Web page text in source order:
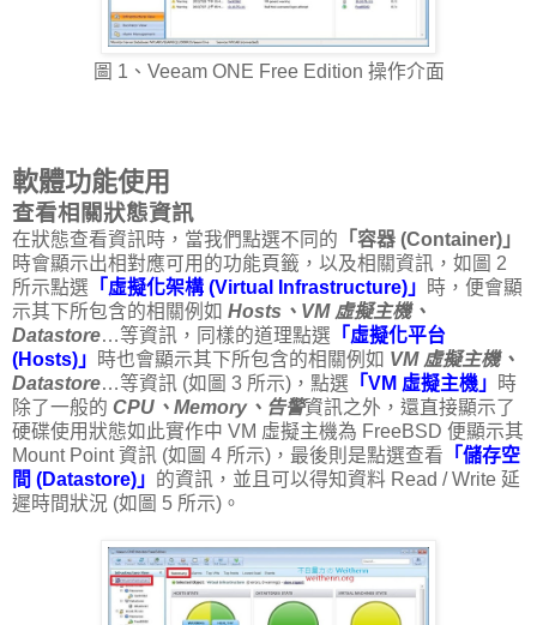
圖 1、Veeam ONE Free Edition 操作介面
軟體功能使用
查看相關狀態資訊
在狀態查看資訊時，當我們點選不同的 「容器 (Container)」
時會顯示出相對應可用的功能頁籤，以及相關資訊，如圖 2
所示點選 「虛擬化架構 (Virtual Infrastructure)」
時，便會顯
示其下所包含的相關例如 Hosts、VM 虛擬主機、
Datastore…等資訊，同樣的道理點選 「虛擬化平台
(Hosts)」
時也會顯示其下所包含的相關例如 VM 虛擬主機、
Datastore…等資訊 (如圖 3 所示)，點選 「VM 虛擬主機」
時
除了一般的 CPU、Memory、告警資訊之外，還直接顯示了
硬碟使用狀態如此實作中 VM 虛擬主機為 FreeBSD 便顯示其
Mount Point 資訊 (如圖 4 所示)，最後則是點選查看 「儲存空
間 (Datastore)」 的資訊，並且可以得知資料 Read / Write 延
遲時間狀況 (如圖 5 所示)。